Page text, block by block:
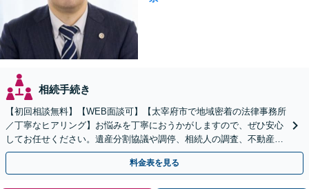
相続手続き
【初回相談無料】【WEB面談可】【太宰府市で地域密着の法律事務所
／丁寧なヒアリング】お悩みを丁寧におうかがしますので、ぜひ安心
してお任せください。遺産分割協議や調停、相続人の調査、不動産相
続、使い込み・寄与分など、幅広く対応
料金表を見る